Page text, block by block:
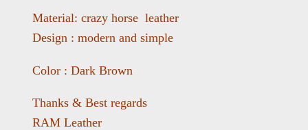
Material: crazy horse leather
Design : modern and simple
Color : Dark Brown
Thanks & Best regards
RAM Leather